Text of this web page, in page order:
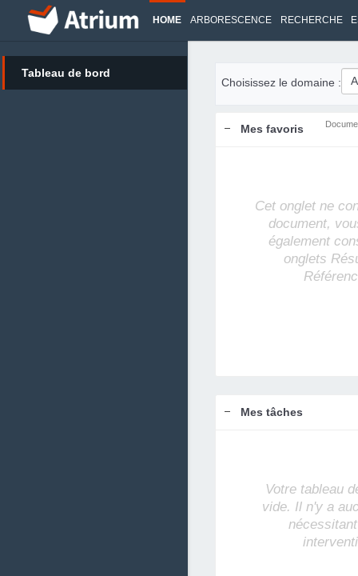
HOME ARBORESCENCE RECHERCHE
Tableau de bord
Choisissez le domaine :
Mes favoris
Cet onglet ne
document,
également
onglets
Mes tâches
Votre tableau
vide. Il n'y a